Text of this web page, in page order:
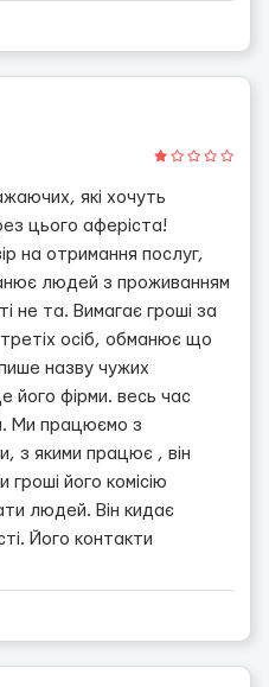
які хочуть
цього аферiста!
на отримання послуг,
людей з проживанням
не та. Вимагає гроші за
осіб, обманює що
назву чужих
його фірми. весь час
Ми працюємо з
з якими працює , він
його комісію
людей. Вiн кидає
Його контакти